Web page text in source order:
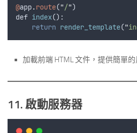
@app.route("/")
def index():
return render_template("
加載前端 HTML 文件，提供簡單的
11. 啟動服務器